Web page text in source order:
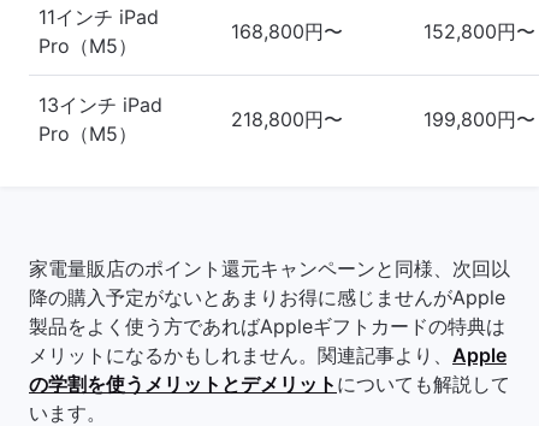
11インチ iPad
Pro（M5）
168,800円〜 152,800円〜
13インチ iPad
Pro（M5）
218,800円〜 199,800円〜
家電量販店のポイント還元キャンペーンと同様、次回以
降の購入予定がないとあまりお得に感じませんがApple
製品をよく使う方であればAppleギフトカードの特典は
メリットになるかもしれません。関連記事より、 Apple
の学割を使うメリットとデメリット についても解説して
います。